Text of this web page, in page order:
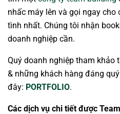
nhấc máy lên và gọi ngay
tình nhất. Chúng tôi nhận
doanh nghiệp cần.
Quý doanh nghiệp tham khảo
& những khách hàng đáng
đây: PORTFOLIO.
Các dịch vụ chi tiết được